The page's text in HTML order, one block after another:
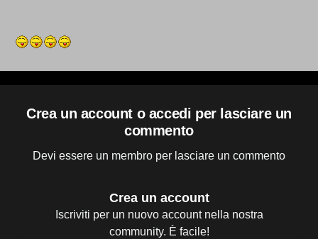
Crea un account o accedi per lasciare un
commento
Devi essere un membro per lasciare un commento
Crea un account
Iscriviti per un nuovo account nella nostra
community. È facile!